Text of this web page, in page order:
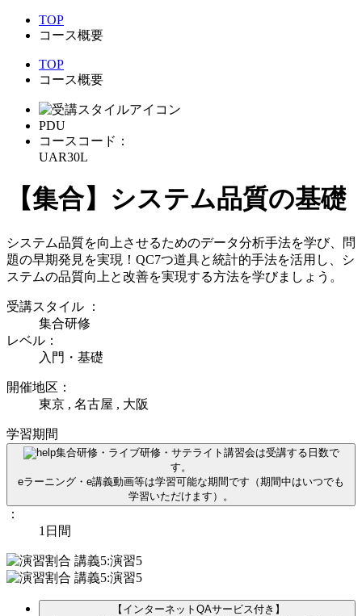
TOP
コース概要
TOP
コース概要
PDU
コースコード：
UAR30L
【集合】システム品質の基礎
システム品質を向上させるためのデータ分析手法を学び、問
題の早期発見を実現！QC7つ道具と統計的手法を活用し、シ
ステムの品質向上と改善を実現する方法を学びましょう。
受講スタイル ：
集合研修
レベル：
入門・基礎
開催地区：
東京 , 名古屋 , 大阪
学習期間
集合研修・ライブ研修・サテライト講習会は受講する日数で
す。
eラーニング・e講義動画等は学習可能な期間です（期間中はいつでも
学習いただけます）。
：
1日間
【インターネットQAサービス付き】